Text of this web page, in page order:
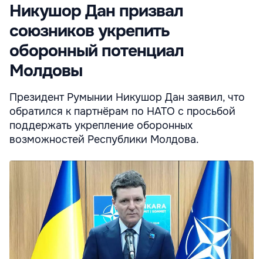
Никушор Дан призвал
союзников укрепить
оборонный потенциал
Молдовы
Президент Румынии Никушор Дан заявил, что
обратился к партнёрам по НАТО с просьбой
поддержать укрепление оборонных
возможностей Республики Молдова.